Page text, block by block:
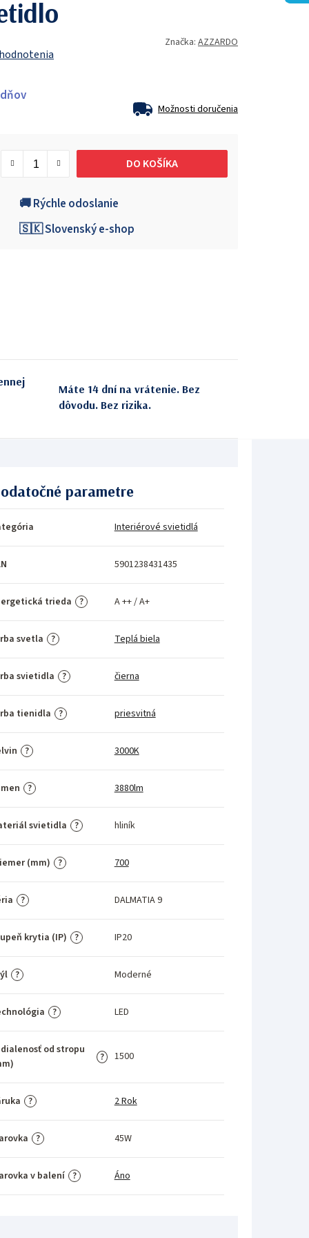
Značka: AZZARDO
Možnosti doručenia
DO KOŠÍKA
🚚 Rýchle odoslanie
🇸🇰 Slovenský e-shop
Máte 14 dní na vrátenie. Bez
dôvodu. Bez rizika.
parametre
Interiérové svietidlá
5901238431435
?
trieda A ++ / A+
?
svetla Teplá biela
?
svietidla čierna
?
tienidla priesvitná
? 3000K
? 3880lm
?
svietidla hliník
?
(mm) 700
? DALMATIA 9
?
krytia (IP) IP20
? Moderné
? LED
?
od stropu
1500
? 2 Rok
? 45W
?
v balení Áno